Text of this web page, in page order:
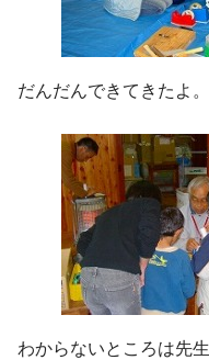
だんだんできてきたよ
わからないところは先